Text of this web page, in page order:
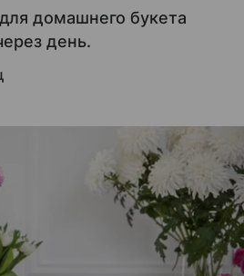
домашнего букета
день.